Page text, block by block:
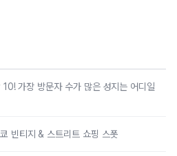
가장 방문자 수가 많은 성지는 어디일
빈티지 & 스트리트 쇼핑 스폿